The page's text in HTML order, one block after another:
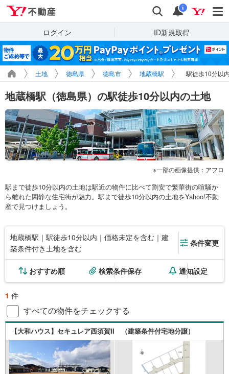
検索 通知
i
ログイン ID新規取得
土地 徳島県 徳島市 地蔵橋駅 駅徒歩10分以
地蔵橋駅（徳島県）の駅徒歩10分以内の土地
一部の画像提供：アフロ
駅まで徒歩10分以内の土地は駅近の物件に比べて割安で繁華街の喧騒か
ら離れた閑静な住宅街が魅力。駅まで徒歩10分以内の土地をYahoo!不動
産で見つけましょう。
地蔵橋駅｜駅徒歩10分以内｜価格未定を含む｜建
築条件付き土地を含む
条件変更
おすすめ順 検索条件保存 通知設定
1 件
すべての物件をチェックする
【大和ハウス】セキュレア西須賀II （建築条件付宅地分譲）